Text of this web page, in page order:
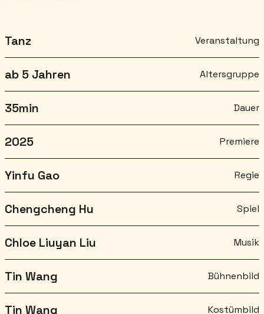
Tanz Veranstaltung
ab 5 Jahren Altersgruppe
35min Dauer
2025 Premiere
Yinfu Gao Regie
Chengcheng Hu Spiel
Chloe Liuyan Liu Musik
Tin Wang Bühnenbild
Tin Wang Kostümbild